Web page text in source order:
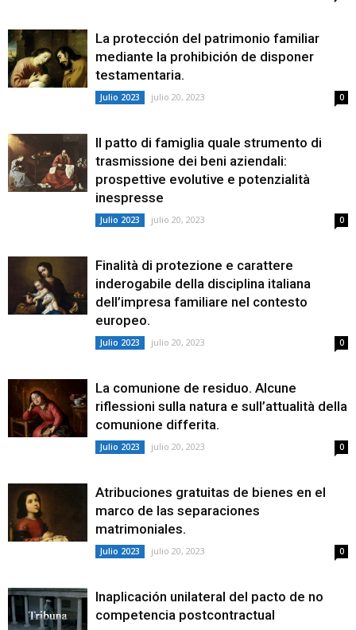
La protección del patrimonio familiar
mediante la prohibición de disponer
testamentaria.
Julio 2023 julio 20, 2023 0
Il patto di famiglia quale strumento di
trasmissione dei beni aziendali:
prospettive evolutive e potenzialità
inespresse
Julio 2023 julio 20, 2023 0
Finalità di protezione e carattere
inderogabile della disciplina italiana
dell’impresa familiare nel contesto
europeo.
Julio 2023 julio 20, 2023 0
La comunione de residuo. Alcune
riflessioni sulla natura e sull’attualità della
comunione differita.
Julio 2023 julio 20, 2023 0
Atribuciones gratuitas de bienes en el
marco de las separaciones
matrimoniales.
Julio 2023 julio 20, 2023 0
Inaplicación unilateral del pacto de no
competencia postcontractual